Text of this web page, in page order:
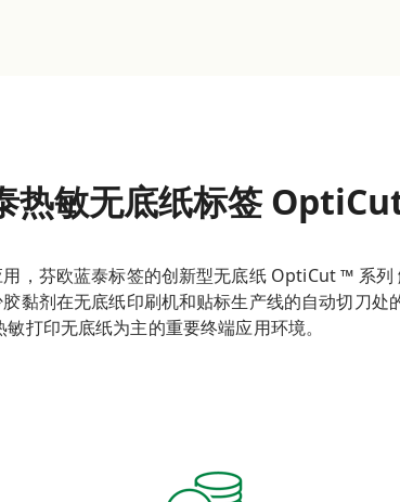
热敏无底纸标签
，芬欧蓝泰标签的创新型无底纸 OptiCut ™ 系
黏剂在无底纸印刷机和贴标生产线的自动切刀处
打印无底纸为主的重要终端应用环境。